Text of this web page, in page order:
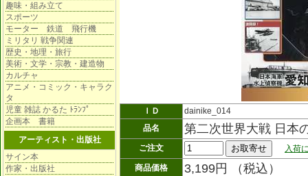
趣味・組み立て
スポーツ
モーター 鉄道 飛行機
ミリタリ 戦争関連
歴史・地理・旅行
美術・文学・宗教・建造物
カルチャ
アニメ・コミック・キャラク
タ
児童 雑誌 かるた ﾄﾗﾝﾌﾟ
企画本 書籍
アーティスト・出版社
サイン本
作家・出版社
ＩＤ
dainike_014
品名
第二次世界大戦 日本
ご注文
入荷
商品価格
3,199円 （税込）